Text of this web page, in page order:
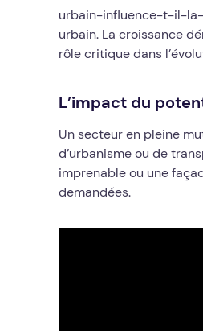
urbain-influence-t-il-la-
urbain. La croissance
rôle critique dans
L’impact du
Un secteur en pleine
d’urbanisme ou de
imprenable ou une
demandées.